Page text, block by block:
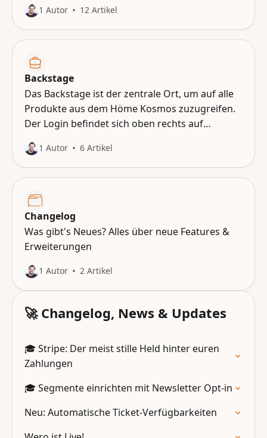
1 Autor 12 Artikel
Backstage
Das Backstage ist der zentrale Ort, um auf alle
Produkte aus dem Höme Kosmos zuzugreifen.
Der Login befindet sich oben rechts auf
1 Autor 6 Artikel
Changelog
Was gibt's Neues? Alles über neue Features &
Erweiterungen
1 Autor 2 Artikel
🚀 Changelog, News & Updates
🎓 Stripe: Der meist stille Held hinter euren
Zahlungen
🎓 Segmente einrichten mit Newsletter Opt-in
Neu: Automatische Ticket-Verfügbarkeiten